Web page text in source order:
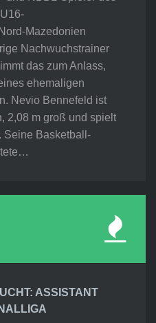
Mazedonien
Nachwuchstrainer
das zum Anlass,
ehemaligen
Nevio Bennefeld ist
2,08 m groß und spielt
Seine Basketball-
ASSISTANT